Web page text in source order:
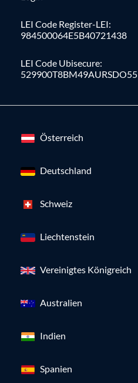
LEI Code Register-LEI:
984500064E5B40721438
LEI Code Ubisecure:
529900T8BM49AURSDO55
Österreich
Deutschland
Schweiz
Liechtenstein
Vereinigtes Königreich
Australien
Indien
Spanien